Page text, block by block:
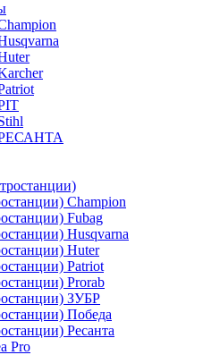
Champion
Fubag
Husqvarna
Huter
Patriot
Prorab
ЗУБР
Победа
Ресанта
Pro